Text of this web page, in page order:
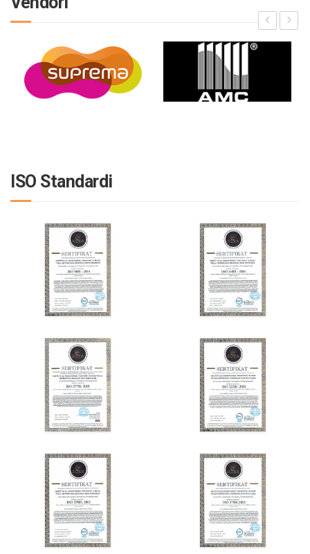
‹ ›
ISO Standardi